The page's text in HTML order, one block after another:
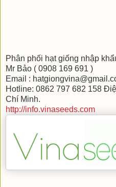
Phân phối hạt giống nhập
Mr Bảo ( 0908 169 691 )
Email :
Hotline: 0862 797 682 158
Chí Minh.
http://info.vinaseeds.com